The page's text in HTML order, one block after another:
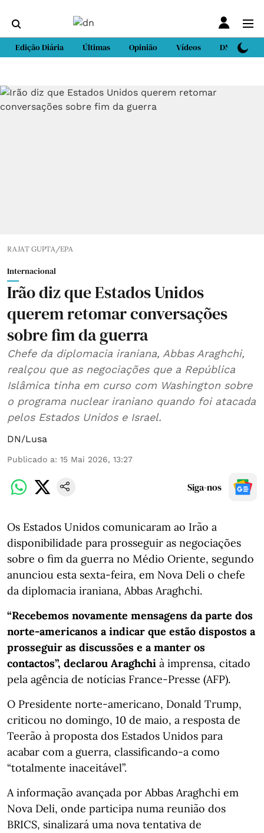
Edição Diária Últimas Opinião Vídeos DN Sport
RAJAT GUPTA/EPA
Internacional
Irão diz que Estados Unidos
querem retomar conversações
sobre fim da guerra
Chefe da diplomacia iraniana, Abbas Araghchi,
realçou que as negociações que a República
Islâmica tinha em curso com Washington sobre
o programa nuclear iraniano quando foi atacada
pelos Estados Unidos e Israel.
DN/Lusa
Publicado a: 15 Mai 2026, 13:27
Siga-nos
Os Estados Unidos comunicaram ao Irão a
disponibilidade para prosseguir as negociações
sobre o fim da guerra no Médio Oriente, segundo
anunciou esta sexta-feira, em Nova Deli o chefe
da diplomacia iraniana, Abbas Araghchi.
“Recebemos novamente mensagens da parte dos
norte-americanos a indicar que estão dispostos a
prosseguir as discussões e a manter os
contactos”, declarou Araghchi à imprensa, citado
pela agência de notícias France-Presse (AFP).
O Presidente norte-americano, Donald Trump,
criticou no domingo, 10 de maio, a resposta de
Teerão à proposta dos Estados Unidos para
acabar com a guerra, classificando-a como
“totalmente inaceitável”.
A informação avançada por Abbas Araghchi em
Nova Deli, onde participa numa reunião dos
BRICS, sinalizará uma nova tentativa de